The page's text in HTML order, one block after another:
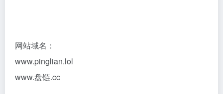
网站域名：
www.pinglian.lol
www.盘链.cc